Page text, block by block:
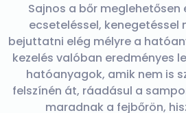
Sajnos a bőr meglehetősen
ecseteléssel, kenegetéssel
bejuttatni elég mélyre a
kezelés valóban eredményes
hatóanyagok, amik nem is
felszínén át, ráadásul a
maradnak a fejbőrön,